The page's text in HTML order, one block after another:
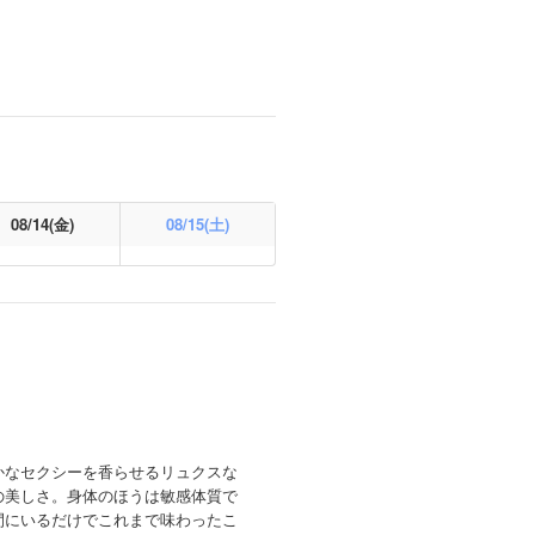
08/14(金) 08/15(土)
セクシーを香らせるリュクスな
しさ。身体のほうは敏感体質で
いるだけでこれまで味わったこ